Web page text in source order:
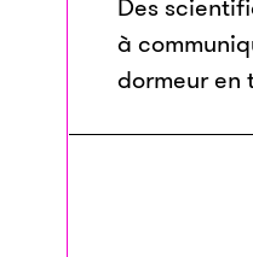
Des
à
dormeur en